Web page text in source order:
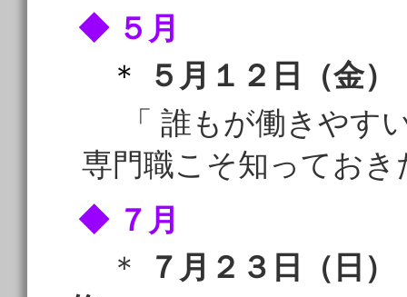
◆ ５月
＊
５月１２日（金
「 誰もが働きやす
専門職こそ知ってお
◆ ７月
＊
７月２３日（日